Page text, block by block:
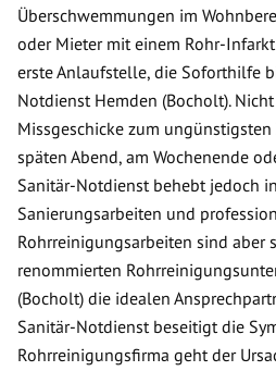
Überschwemmungen im
oder Mieter mit einem Rohr-
erste Anlaufstelle, die Soforthilfe
Notdienst Hemden (Bocholt).
Missgeschicke zum
späten Abend, am Wochenende
Sanitär-Notdienst behebt jedoch
Sanierungsarbeiten und
Rohrreinigungsarbeiten sind aber
renommierten
(Bocholt) die idealen
Sanitär-Notdienst beseitigt die
Rohrreinigungsfirma geht der